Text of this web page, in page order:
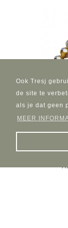
Ook Tresj
de site te
als je dat geen
MEER